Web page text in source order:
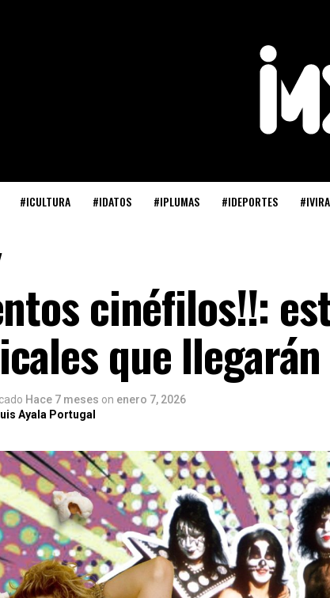
#ICULTURA #IDATOS #IPLUMAS #IDEPORTES
cinéfilos!!:
que
Hace 7 meses on enero 7, 2026
Ayala Portugal